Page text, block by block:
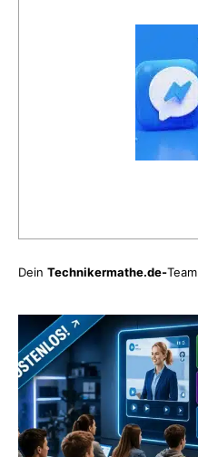
Dein Technikermathe.de-Team